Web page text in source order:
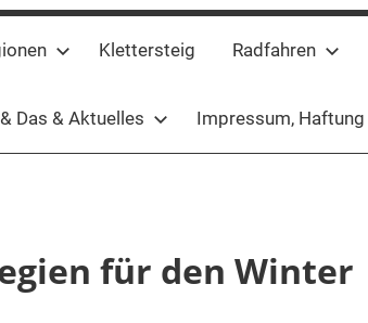
Klettersteig Radfahren
Das & Aktuelles Impressum, Haftung
für den Winter